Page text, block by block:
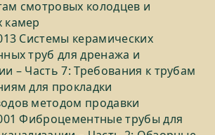
смотровых колодцев и
камер
Системы керамических
труб для дренажа и
– Часть 7: Требования к трубам
для прокладки
методом продавки
Фиброцементные трубы для